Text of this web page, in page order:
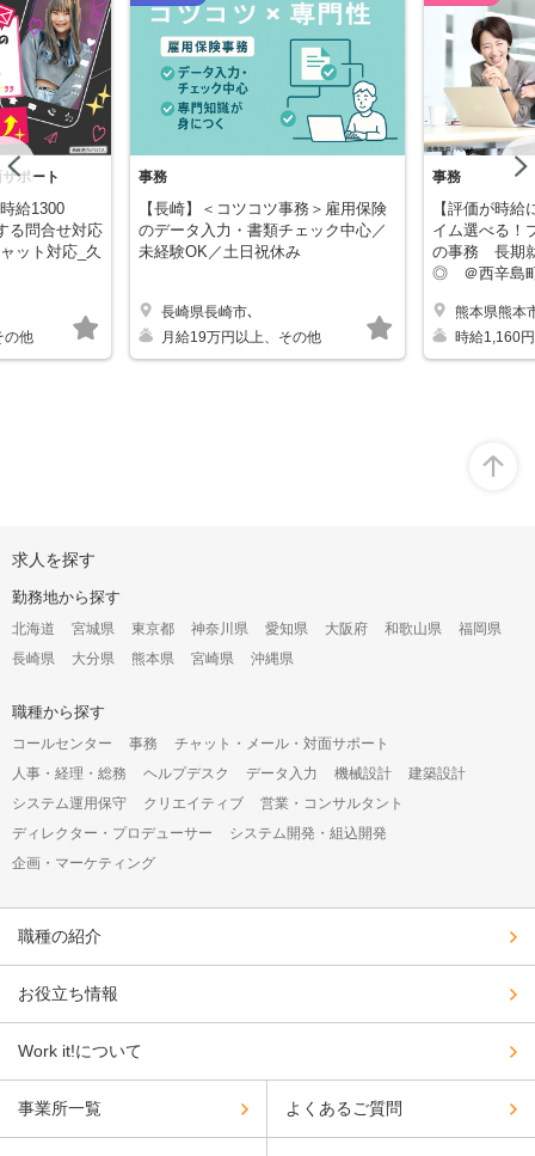
ポート
給1300
る問合せ対応
ット対応_久
の他
キープする
事務
【長崎】＜コツコツ事務＞雇用保険
のデータ入力・書類チェック中心／
未経験OK／土日祝休み
長崎県長崎市､
月給19万円以上、その他
キープする
事務
【評価が時
イム選べる！
の事務 長期
◎ ＠西辛島
熊本県熊本
時給1,160
ー
ン
構
成
オ
シ
ン
求人を探す
勤務地から探す
北海道 宮城県 東京都 神奈川県 愛知県 大阪府 和歌山県
福岡県
長崎県
大分県 熊本県 宮崎県 沖縄県
職種から探す
コールセンター 事務
チャット・メール・対面サポート
人事・経理・総務
ヘルプデスク データ入力 機械設計
建築設計
システム運用保守
クリエイティブ
営業・コンサルタント
ディレクター・プロデューサー
システム開発・組込開発
企画・マーケティング
職種の紹介
お役立ち情報
Work it!について
事業所一覧 よくあるご質問